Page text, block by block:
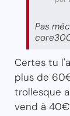
Pas
Certes tu
plus de
trollesque
vend à